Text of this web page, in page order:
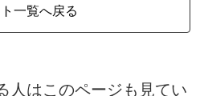
一覧へ戻る
人はこのページも見てい